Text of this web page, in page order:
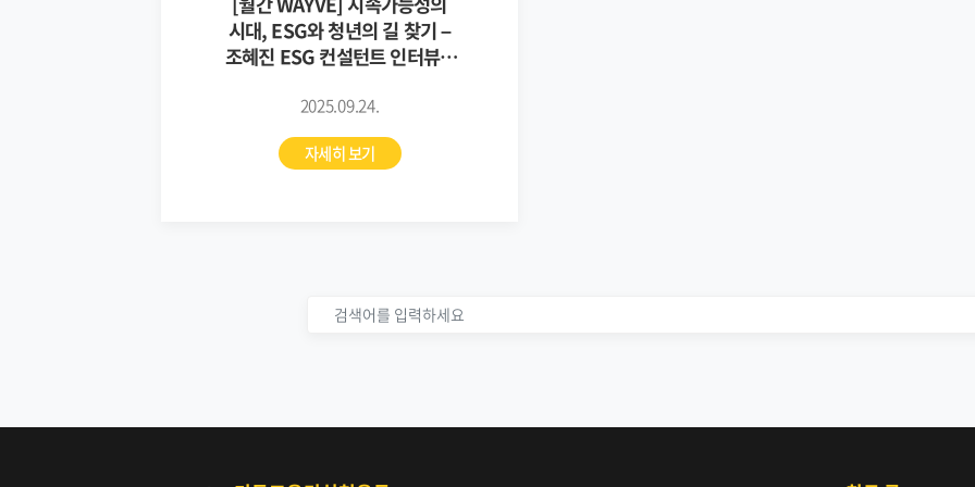
시대, ESG와 청년의 길 찾기 –
조혜진 ESG 컨설턴트 인터뷰 _
2025.09.24.
자세히 보기